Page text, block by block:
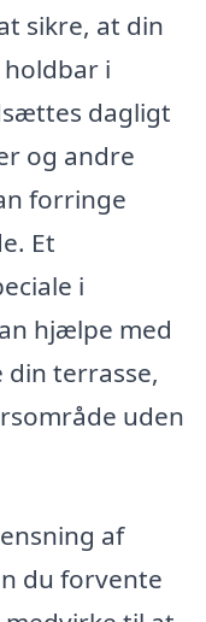
sikre, at din
i
dagligt
og andre
forringe
Et
i
hjælpe med
terrasse,
uden
af
du forvente